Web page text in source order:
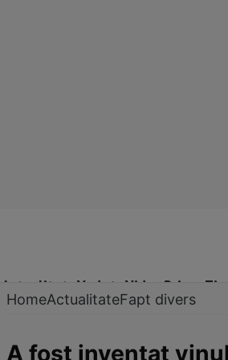
Actualitate Vedete Video Prime Time
HomeActualitateFapt divers
A fost inventat